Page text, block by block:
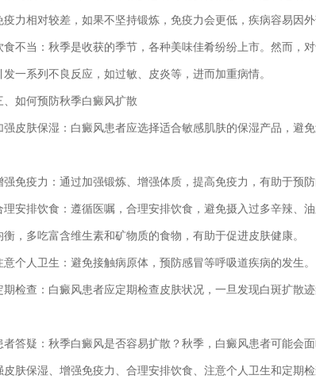
疫力相对较差，如果不坚持锻炼，免疫力会更低，疾病容易因外
当：秋季是收获的季节，各种美味佳肴纷纷上市。然而，对
发一系列不良反应，如过敏、皮炎等，进而加重病情。
何预防秋季白癜风扩散
肤保湿：白癜风患者应选择适合敏感肌肤的保湿产品，避免
疫力：通过加强锻炼、增强体质，提高免疫力，有助于预防
排饮食：遵循医嘱，合理安排饮食，避免摄入过多辛辣、油
衡，多吃富含维生素和矿物质的食物，有助于促进皮肤健康。
人卫生：避免接触病原体，预防感冒等呼吸道疾病的发生。
查：白癜风患者应定期检查皮肤状况，一旦发现白斑扩散迹
者答疑：秋季白癜风是否容易扩散 ？秋季，白癜风患者可能会
皮肤保湿、增强免疫力、合理安排饮食、注意个人卫生和定期